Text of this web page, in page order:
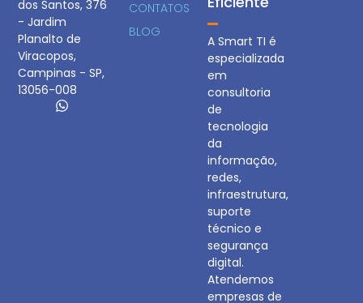
dos Santos, 376
- Jardim
Planalto de
Viracopos,
Campinas - SP,
13056-008
A Smart TI é
especializada
em
consultoria
de
tecnologia
da
informação,
redes,
infraestrutura,
suporte
técnico e
segurança
digital.
Atendemos
empresas de
CONTATOS
BLOG